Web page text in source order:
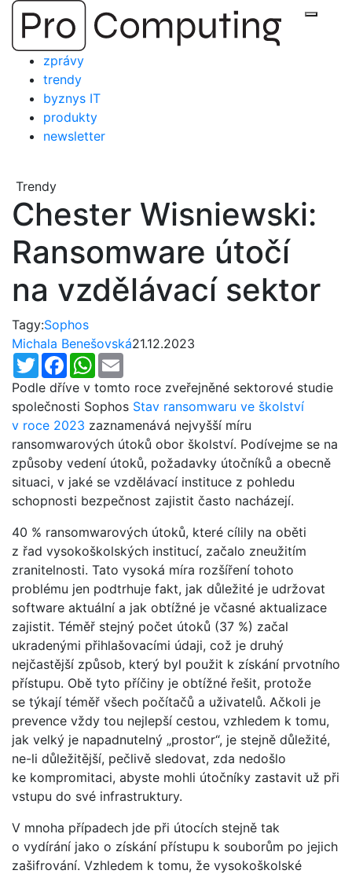
Přejít
obsah
zprávy
trendy
byznys IT
produkty
newsletter
Trendy
Chester Wisniewski:
Ransomware útočí
na vzdělávací sektor
Tagy:Sophos
Michala Benešovská21.12.2023
TwitterFacebookWhatsApp
Podle dříve v tomto roce zveřejněné sektorové studie
společnosti Sophos Stav ransomwaru ve školství
v roce 2023 zaznamenává nejvyšší míru
ransomwarových útoků obor školství. Podívejme se na
způsoby vedení útoků, požadavky útočníků a obecně
situaci, v jaké se vzdělávací instituce z pohledu
schopnosti bezpečnost zajistit často nacházejí.
40 % ransomwarových útoků, které cílily na oběti
z řad vysokoškolských institucí, začalo zneužitím
zranitelnosti. Tato vysoká míra rozšíření tohoto
problému jen podtrhuje fakt, jak důležité je udržovat
software aktuální a jak obtížné je včasné aktualizace
zajistit. Téměř stejný počet útoků (37 %) začal
ukradenými přihlašovacími údaji, což je druhý
nejčastější způsob, který byl použit k získání prvotního
přístupu. Obě tyto příčiny je obtížné řešit, protože
se týkají téměř všech počítačů a uživatelů. Ačkoli je
prevence vždy tou nejlepší cestou, vzhledem k tomu,
jak velký je napadnutelný „prostor“, je stejně důležité,
ne-li důležitější, pečlivě sledovat, zda nedošlo
ke kompromitaci, abyste mohli útočníky zastavit už při
vstupu do své infrastruktury.
V mnoha případech jde při útocích stejně tak
o vydírání jako o získání přístupu k souborům po jejich
zašifrování. Vzhledem k tomu, že vysokoškolské